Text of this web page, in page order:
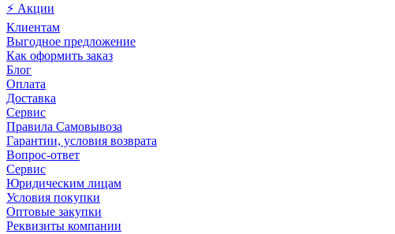
⚡ Акции
Клиентам
Выгодное предложение
Как оформить заказ
Блог
Оплата
Доставка
Сервис
Правила Самовывоза
Гарантии, условия возврата
Вопрос-ответ
Сервис
Юридическим лицам
Условия покупки
Оптовые закупки
Реквизиты компании